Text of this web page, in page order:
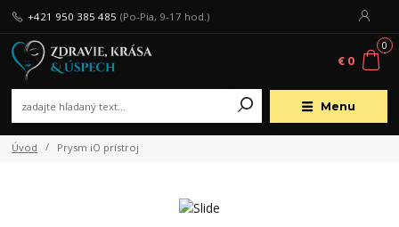
Menu
+421 950 385 485 (Po-Pia, 9-17 hod.)
0
€ 0
Úvod Prysm iO prístroj